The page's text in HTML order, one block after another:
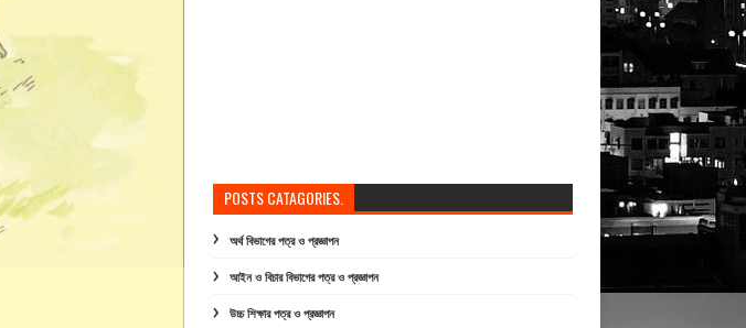
POSTS CATAGORIES.
অর্থ বিভাগের পত্র ও প্রজ্ঞাপন
আইন ও বিচার বিভাগের পত্র ও প্রজ্ঞাপন
উচ্চ শিক্ষার পত্র ও প্রজ্ঞাপন